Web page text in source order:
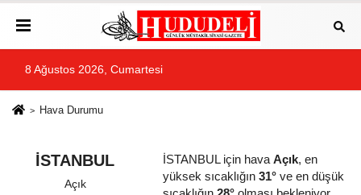
8 Ağustos 2026, Cumartesi
Hava Durumu
İSTANBUL
Açık
İSTANBUL için hava Açık, en
yüksek sıcaklığın 31°ve en düşük